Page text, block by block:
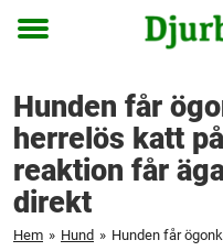
Toggle
Hunden får
herrelös katt
reaktion får
direkt
Hem » Hund »